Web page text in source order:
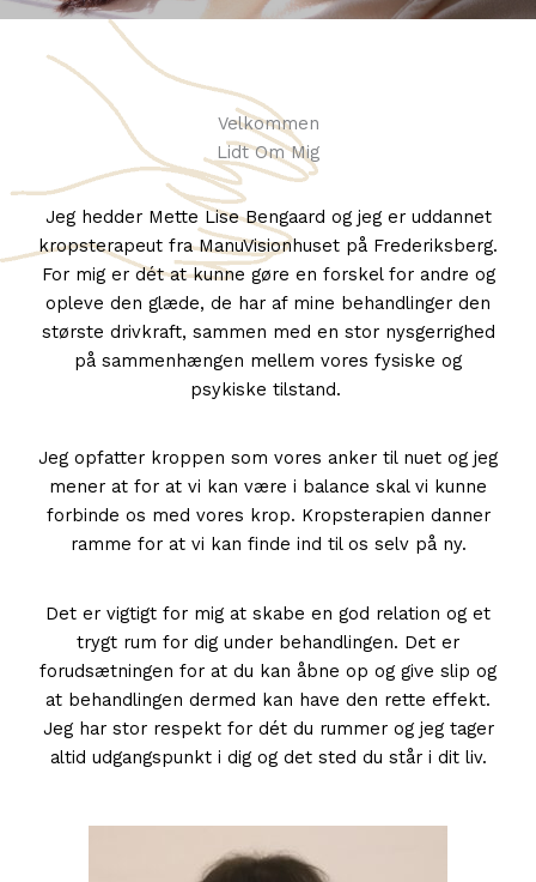
Velkommen
Lidt Om Mig
Jeg hedder Mette Lise Bengaard og jeg er uddannet
kropsterapeut fra ManuVisionhuset på Frederiksberg.
For mig er dét at kunne gøre en forskel for andre og
opleve den glæde, de har af mine behandlinger den
største drivkraft, sammen med en stor nysgerrighed
på sammenhængen mellem vores fysiske og
psykiske tilstand.
Jeg opfatter kroppen som vores anker til nuet og jeg
mener at for at vi kan være i balance skal vi kunne
forbinde os med vores krop. Kropsterapien danner
ramme for at vi kan finde ind til os selv på ny.
Det er vigtigt for mig at skabe en god relation og et
trygt rum for dig under behandlingen. Det er
forudsætningen for at du kan åbne op og give slip og
at behandlingen dermed kan have den rette effekt.
Jeg har stor respekt for dét du rummer og jeg tager
altid udgangspunkt i dig og det sted du står i dit liv.